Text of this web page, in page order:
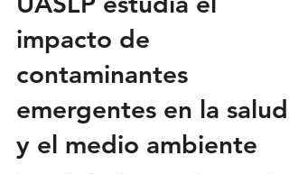
hace 2 días
2 min de lectura
Investigación de la
UASLP estudia el
impacto de